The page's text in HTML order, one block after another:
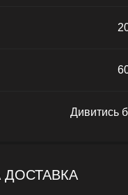
Дивитись
ДОСТАВКА